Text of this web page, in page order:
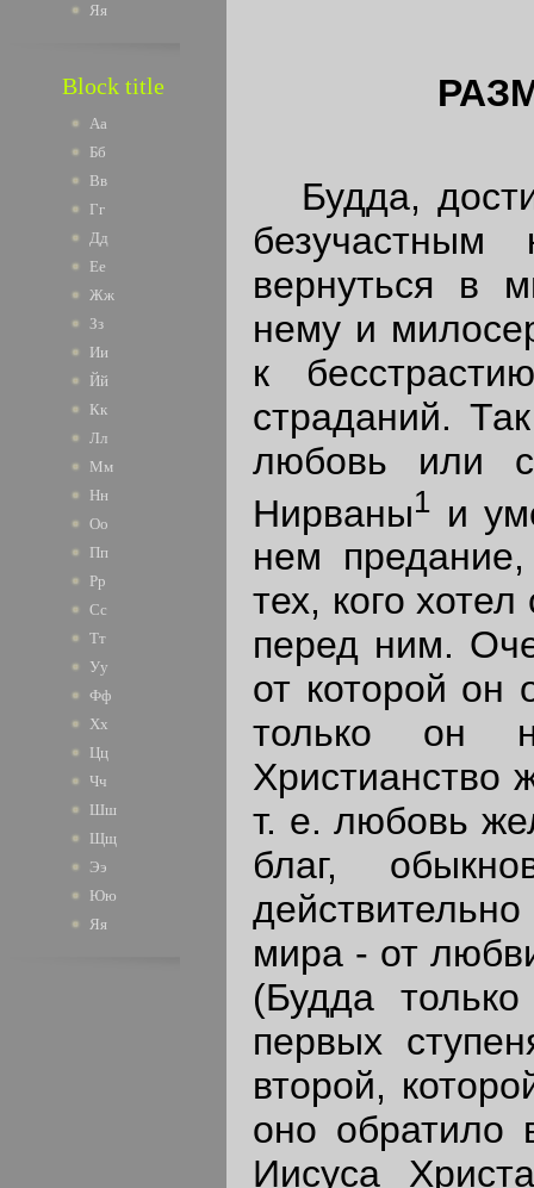
Яя
Block title
Аа
Бб
Вв
Гг
Дд
Ее
Жж
Зз
Ии
Йй
Кк
Лл
Мм
Нн
Оо
Пп
Рр
Сс
Тт
Уу
Фф
Хх
Цц
Чч
Шш
Щщ
Ээ
Юю
Яя
Будда,
вернуться в
нему и
к
страданий.
любовь или
Нирваны1 и
нем
тех, кого
перед ним.
от которой он
только он
Христианство
т. е. любовь
благ,
мира - от
(Будда
первых
второй,
оно обратило
Иисуса